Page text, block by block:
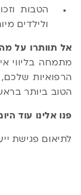
הטבות
ולילדים
אל תוותרו על
מתמחה בליווי
הרפואיות
הטוב ביותר
פנו אלינו עוד
לתיאום פגישת